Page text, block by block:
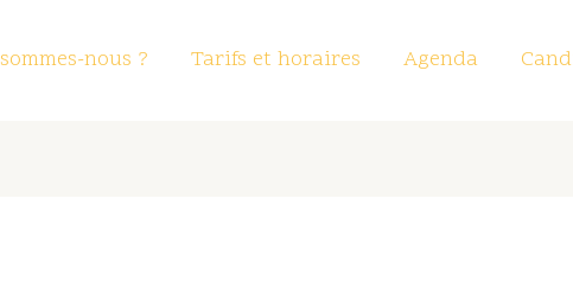
nous ? Tarifs et horaires Agenda